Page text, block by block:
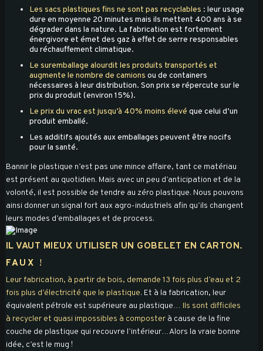
Les sacs plastiques fins ne sont pas recyclables : leur usage
dure en moyenne 20 minutes mais ils mettent 400 ans à se
dégrader dans la nature. La fabrication est fortement
énergivore et émet des gaz à effet de serre responsables
du réchauffement climatique.
Le suremballage alourdit les produits transportés et
augmente le nombre de camions ou de containers
nécessaires à leur distribution. Son prix se répercute sur le
prix du produit (environ 15%).
Le prix du vrac est jusqu’à 40% moins élevé que celui d’un
produit emballé.
Les additifs ajoutés aux emballages peuvent être nocifs
pour la santé.
Bannir le plastique n’est pas une mince affaire, tant ce matériau
est présent au quotidien. Mais avec un peu d’anticipation et de la
volonté, il est possible de tendre au zéro plastique. Nous pouvons
ainsi donner un signal fort aux agro-industriels afin qu’ils changent
leurs modes d’emballages et de process.
IL VAUT MIEUX UTILISER UN GOBELET EN CARTON.
FAUX !
Leur fabrication, à partir de bois, demande 13 fois plus d’eau et 2
fois plus d’électricité que le plastique. Et à la fabrication, leur
équivalent pétrole est supérieure au plastique… Ils sont difficiles
à recycler et quasi impossibles à composter à cause de la fine
couche de plastique qui recouvre l’intérieur…Alors la vraie bonne
idée, c’est le mug !